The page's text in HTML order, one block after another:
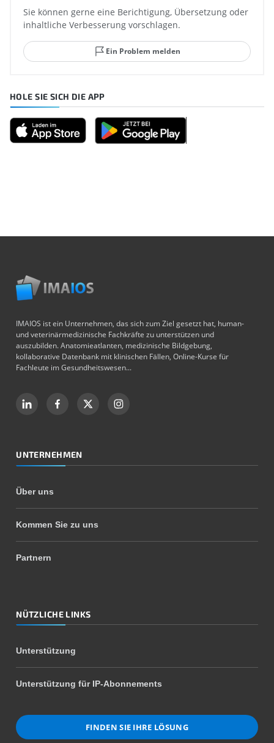
Sie können gerne eine Berichtigung, Übersetzung oder
inhaltliche Verbesserung vorschlagen.
Ein Problem melden
HOLE SIE SICH DIE APP
IMAIOS ist ein Unternehmen, das sich zum Ziel gesetzt hat, human-
und veterinärmedizinische Fachkräfte zu unterstützen und
auszubilden. Anatomieatlanten, medizinische Bildgebung,
kollaborative Datenbank mit klinischen Fällen, Online-Kurse für
Fachleute im Gesundheitswesen...
UNTERNEHMEN
Über uns
Kommen Sie zu uns
Partnern
NÜTZLICHE LINKS
Unterstützung
Unterstützung für IP-Abonnements
FINDEN SIE IHRE LÖSUNG